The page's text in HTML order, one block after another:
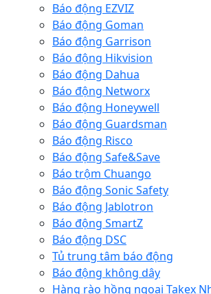
Báo động EZVIZ
Báo động Goman
Báo động Garrison
Báo động Hikvision
Báo động Dahua
Báo động Networx
Báo động Honeywell
Báo động Guardsman
Báo động Risco
Báo động Safe&Save
Báo trộm Chuango
Báo động Sonic Safety
Báo động Jablotron
Báo động SmartZ
Báo động DSC
Tủ trung tâm báo động
Báo động không dây
Hàng rào hồng ngoại Takex